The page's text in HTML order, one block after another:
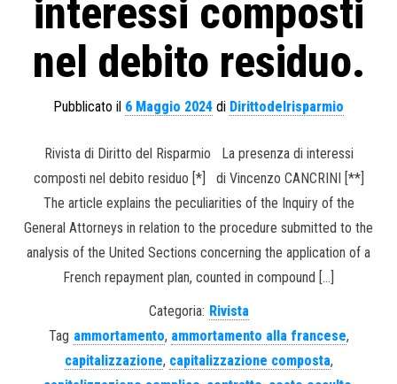
interessi composti
nel debito residuo.
Pubblicato il 6 Maggio 2024 di Dirittodelrisparmio
Rivista di Diritto del Risparmio La presenza di interessi
composti nel debito residuo [*] di Vincenzo CANCRINI [**]
The article explains the peculiarities of the Inquiry of the
General Attorneys in relation to the procedure submitted to the
analysis of the United Sections concerning the application of a
French repayment plan, counted in compound […]
Categoria: Rivista
Tag ammortamento, ammortamento alla francese,
capitalizzazione, capitalizzazione composta,